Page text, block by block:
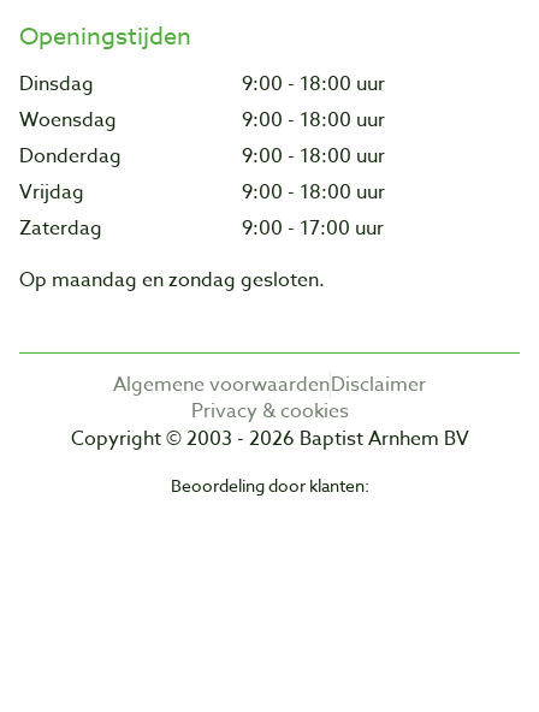
Openingstijden
Dinsdag
9:00 - 18:00 uur
Woensdag
9:00 - 18:00 uur
Donderdag
9:00 - 18:00 uur
Vrijdag
9:00 - 18:00 uur
Zaterdag
9:00 - 17:00 uur
Op maandag en zondag gesloten.
Algemene voorwaardenDisclaimer
Privacy & cookies
Copyright © 2003 - 2026 Baptist Arnhem BV
Beoordeling door klanten: